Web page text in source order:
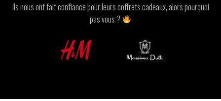
Ils nous ont fait confiance pour leurs coffrets cadeaux, alors pourquoi
pas vous ?